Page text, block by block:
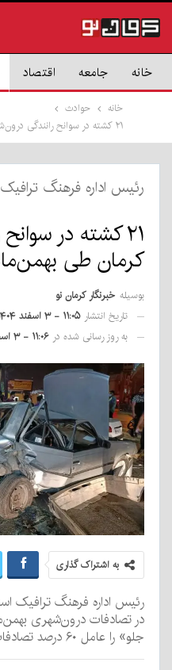
خانه جامعه اقتصاد
خانه
حوادث
۲۱ کشته در سوانح رانندگی درون‌شهری کرمان طی بهمن‌ماه
رئیس اداره فرهنگ
۲۱ کشته در
کرمان طی
بوسیله خبرنگار کرمان نو
تاریخ انتشار ۱۱:۰۵ - ۳ اسفند ۱۴۰۴
به روز رسانی شده در ۱۱:۰۶ - ۳ اسفند ۱۴۰۴
به اشتراک گذاری
در تصادفات درون‌شهری
جلو» را عامل ۶۰ درصد تصادفات فوتی عنوان کرد.